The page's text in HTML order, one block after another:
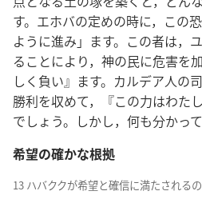
す。エホバの定めの時に，この
ように進み」ます。この者は，
ることにより，神の民に危害を
しく負い』ます。カルデア人の
勝利を収めて，『この力はわた
でしょう。しかし，何も分かっ
希望の確かな根拠
13 ハバククが希望と確信に満たされる